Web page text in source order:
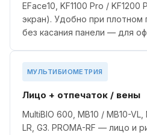
EFace10, KF1100 Pro /
экран). Удобно при плотном
без касания панели — для
МУЛЬТИБИОМЕТРИЯ
Лицо + отпечаток / вены
MultiBIO 600, MB10 / MB10-
LR, G3. PROMA-RF — лицо и